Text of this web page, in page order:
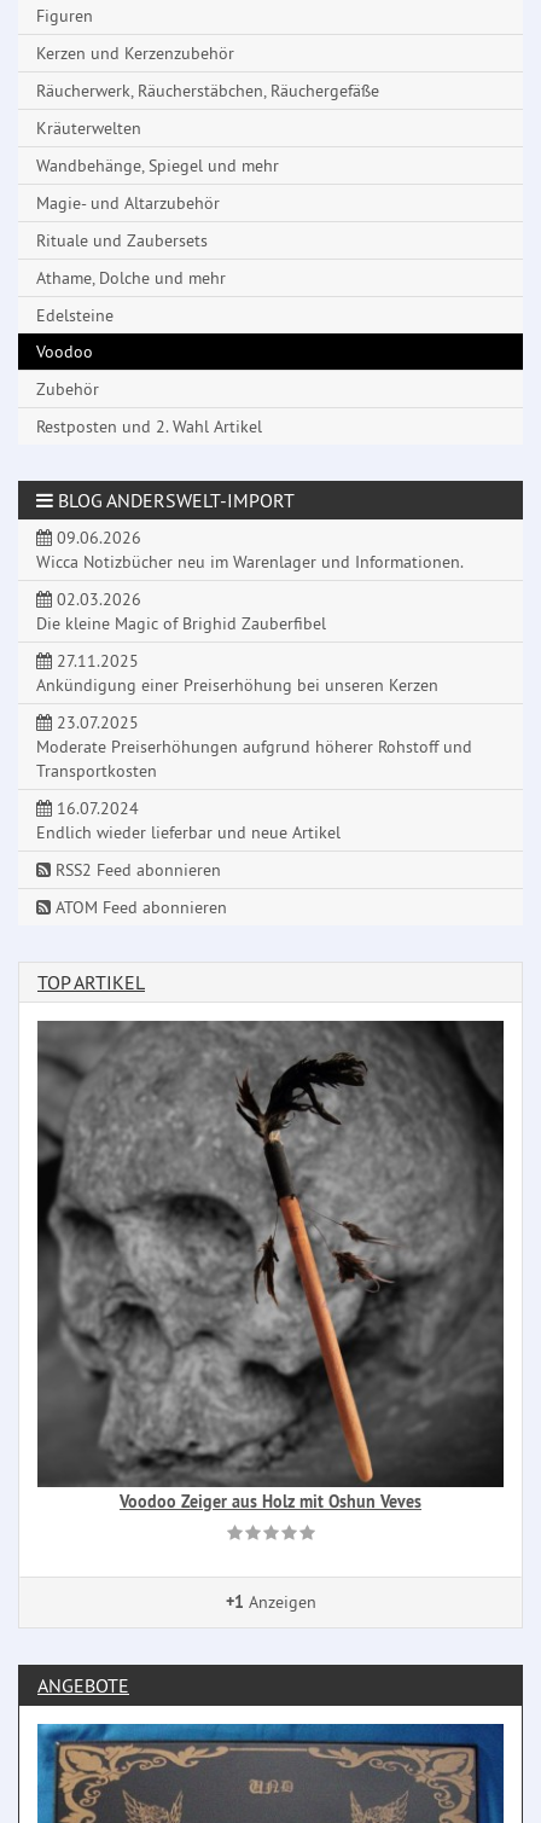
Figuren
Kerzen und Kerzenzubehör
Räucherwerk, Räucherstäbchen, Räuchergefäße
Kräuterwelten
Wandbehänge, Spiegel und mehr
Magie- und Altarzubehör
Rituale und Zaubersets
Athame, Dolche und mehr
Edelsteine
Voodoo
Zubehör
Restposten und 2. Wahl Artikel
BLOG ANDERSWELT-IMPORT
09.06.2026
Wicca Notizbücher neu im Warenlager und Informationen.
02.03.2026
Die kleine Magic of Brighid Zauberfibel
27.11.2025
Ankündigung einer Preiserhöhung bei unseren Kerzen
23.07.2025
Moderate Preiserhöhungen aufgrund höherer Rohstoff und
Transportkosten
16.07.2024
Endlich wieder lieferbar und neue Artikel
RSS2 Feed abonnieren
ATOM Feed abonnieren
TOP ARTIKEL
Voodoo Zeiger aus Holz mit Oshun Veves
+1 Anzeigen
ANGEBOTE